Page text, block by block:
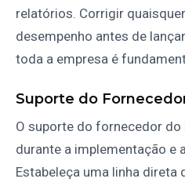
relatórios. Corrigir
desempenho antes de
toda a empresa é
Suporte do
O suporte do fornecedor do
durante a implementação e
Estabeleça uma linha direta